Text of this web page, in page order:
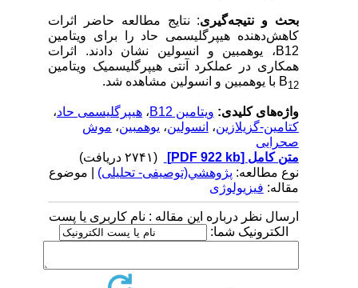
بحث و نتیجه‌گیری : نتایج مطالعه حاضر اثرات
کاهش‌دهنده هیپرگلیسمی حاد را برای ویتامین
B12، یوهمبین و انسولین نشان دادند. اثرات
همکاری در عملکرد آنتی هیپرگلیسمیک ویتامین
B12 با یوهمبین و انسولین مشاهده شد.
واژه‌های کلیدی:ویتامین B12 ،هیپرگلیسمی حاد،
کتامین-گزیلازین،انسولین،یوهمبین،موش
صحرایی
متن کامل[PDF 922 kb]
نوع مطالعه:پژوهشي(توصیفی- تحلیلی) | موضوع
مقاله:فیزیولوژی
ارسال نظر درباره این مقاله : نام کاربری یا پست
الکترونیک شما: